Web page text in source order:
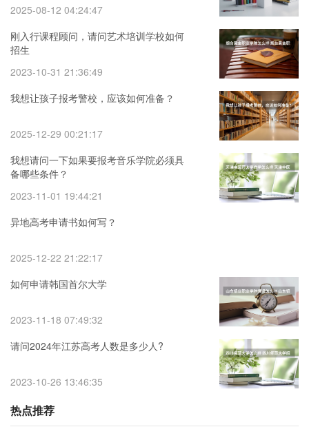
2025-08-12 04:24:47
刚入行课程顾问，请问艺术培训学校如何
招生
2023-10-31 21:36:49
我想让孩子报考警校，应该如何准备？
2025-12-29 00:21:17
我想请问一下如果要报考音乐学院必须具
备哪些条件？
2023-11-01 19:44:21
异地高考申请书如何写？
2025-12-22 21:22:17
如何申请韩国首尔大学
2023-11-18 07:49:32
请问2024年江苏高考人数是多少人?
2023-10-26 13:46:35
热点推荐